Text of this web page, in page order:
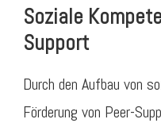
Soziale
Support
Durch den Aufbau von
Förderung von Peer-